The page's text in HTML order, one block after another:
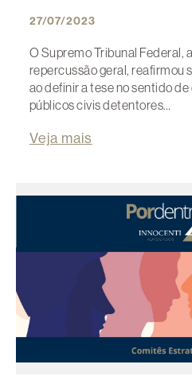
27/07/2023
O Supremo Tribunal Federal,
repercussão geral, reafirmou
ao definir a tese no sentido
públicos civis detentores…
Veja mais